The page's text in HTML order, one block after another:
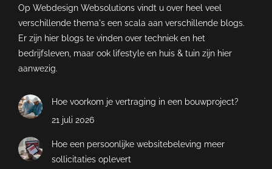
Op Webdesign Websolutions vindt u over heel veel
verschillende thema's een scala aan verschillende blogs.
Er zijn hier blogs te vinden over techniek en het
bedrijfsleven, maar ook lifestyle en huis & tuin zijn hier
aanwezig.
Hoe voorkom je vertraging in een bouwproject?
21 juli 2026
Hoe een persoonlijke websitebeleving meer
sollicitaties oplevert